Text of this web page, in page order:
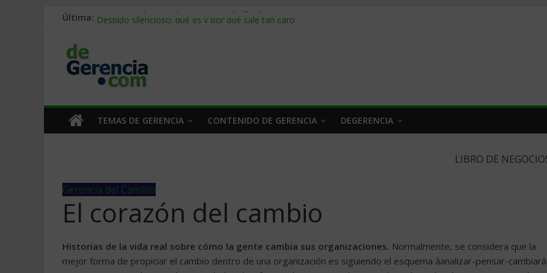
Última: Stablecoins para empresas: cómo pagar y cobrar en 2026
Trabajo forzoso en la cadena de suministro: qué hacer
Mercado hispano de EE. UU.: cómo segmentarlo y venderle
TEMAS DE GERENCIA CONTENIDO DE GERENCIA DEGERENCIA
LIBRO DE
Gerencia del Cambio
El corazón del cambio
Historias de la vida real sobre cómo la gente cambia sus organizaciones. Normalmente, se considera que la
mejor forma de propiciar el cambio dentro de una organización es siguiendo el esquema âanalizar-pensar-